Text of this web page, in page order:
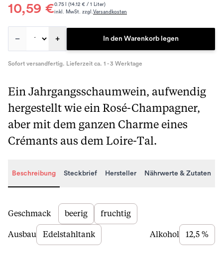
10,59 €0.75 l (14.12 € / 1 Liter)
inkl. MwSt. zzgl.Versandkosten
– + In den Warenkorb legen
Sofort versandfertig. Lieferzeit ca. 1 - 3 Werktage
Ein Jahrgangsschaumwein, aufwendig
hergestellt wie ein Rosé-Champagner,
aber mit dem ganzen Charme eines
Crémants aus dem Loire-Tal.
Beschreibung Steckbrief Hersteller Nährwerte & Zutaten
Beschreibung
Geschmack beerig fruchtig
Ausbau Edelstahltank Alkohol 12,5 %